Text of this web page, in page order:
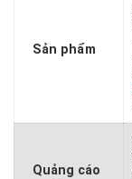
Sản phẩm
Quảng cáo